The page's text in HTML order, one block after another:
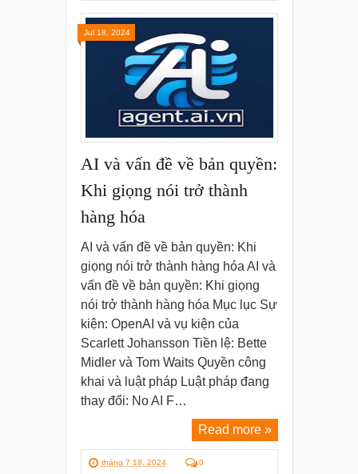
AI và vấn đề về bản quyền:
Khi giọng nói trở thành
hàng hóa
AI và vấn đề về bản quyền: Khi
giọng nói trở thành hàng hóa AI và
vấn đề về bản quyền: Khi giọng
nói trở thành hàng hóa Mục lục Sự
kiện: OpenAI và vụ kiện của
Scarlett Johansson Tiền lệ: Bette
Midler và Tom Waits Quyền công
khai và luật pháp Luật pháp đang
thay đổi: No AI F…
Read more »
tháng 7 18, 2024
0
Jul 18, 2024